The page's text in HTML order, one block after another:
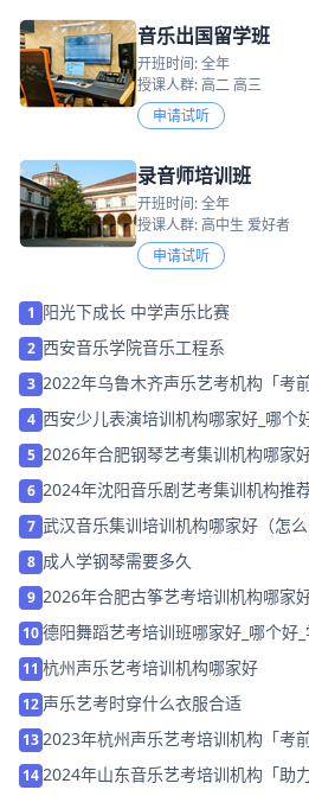
音乐出国留学班
开班时间: 全年
授课人群: 高二 高三
申请试听
录音师培训班
开班时间: 全年
授课人群: 高中生 爱好者
申请试听
1 阳光下成长 中学声乐比赛
2 西安音乐学院音乐工程系
3 2022年乌鲁木齐声乐艺考机构「考
4 西安少儿表演培训机构哪家好_哪个
5 2026年合肥钢琴艺考集训机构哪家
6 2024年沈阳音乐剧艺考集训机构推
7 武汉音乐集训培训机构哪家好（怎么
8 成人学钢琴需要多久
9 2026年合肥古筝艺考培训机构哪家
10德阳舞蹈艺考培训班哪家好_哪个好
11 杭州声乐艺考培训机构哪家好
12 声乐艺考时穿什么衣服合适
132023年杭州声乐艺考培训机构「考
142024年山东音乐艺考培训机构「助